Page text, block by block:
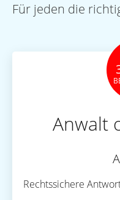
Für jeden die
Anwalt
Rechtssichere